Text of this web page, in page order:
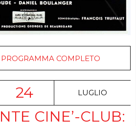
COMPLETO
24 LUGLIO
CINE’-CLUB: